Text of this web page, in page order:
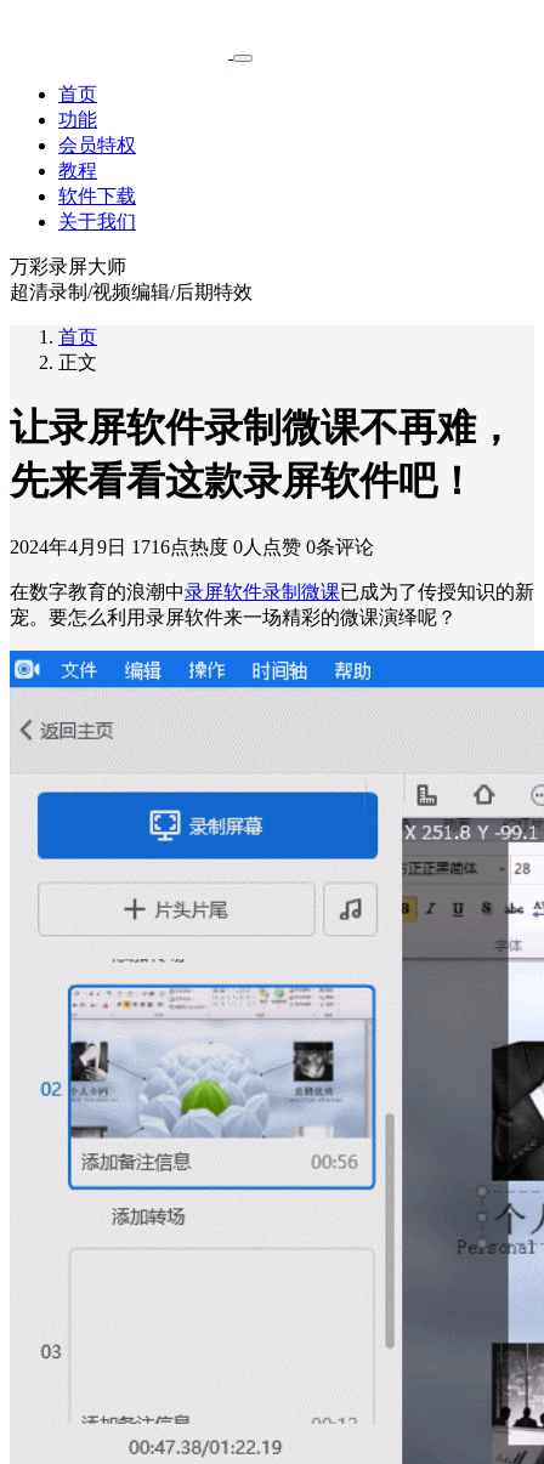
首页
功能
会员特权
教程
软件下载
关于我们
万彩录屏大师
超清录制/视频编辑/后期特效
首页
正文
让录屏软件录制微课不再难，
先来看看这款录屏软件吧！
2024年4月9日 1716点热度 0人点赞 0条评论
在数字教育的浪潮中录屏软件录制微课已成为了传授知识的新
宠。要怎么利用录屏软件来一场精彩的微课演绎呢？